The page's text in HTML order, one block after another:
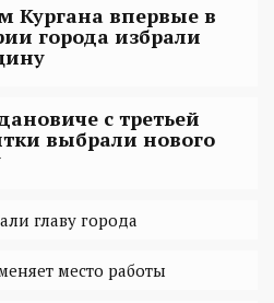
Кургана впервые в
города избрали
с третьей
выбрали нового
главу города
место работы